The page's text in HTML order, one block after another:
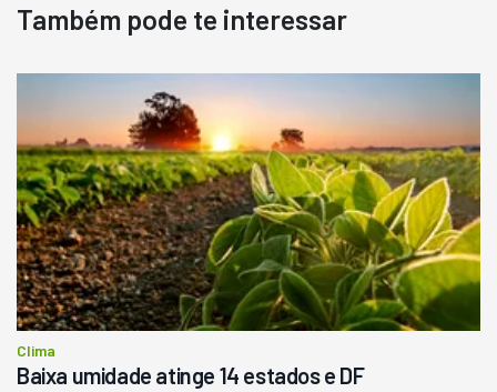
Destaque
Usado
Pá Carregadeira Cat 966
Ano 1987
Londrina
R$ 145.000
Consultar
Também pode te interessar
Clima
Baixa umidade atinge 14 estados e DF